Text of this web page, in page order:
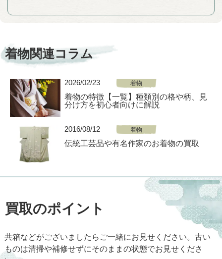
着物関連コラム
2026/02/23 着物
着物の特徴【一覧】種類別の格や柄、見
分け方を初心者向けに解説
2016/08/12 着物
伝統工芸品や有名作家のお着物の買取
買取のポイント
共箱などがございましたらご一緒にお見せください。古い
ものは清掃や補修せずにそのままの状態でお見せくださ